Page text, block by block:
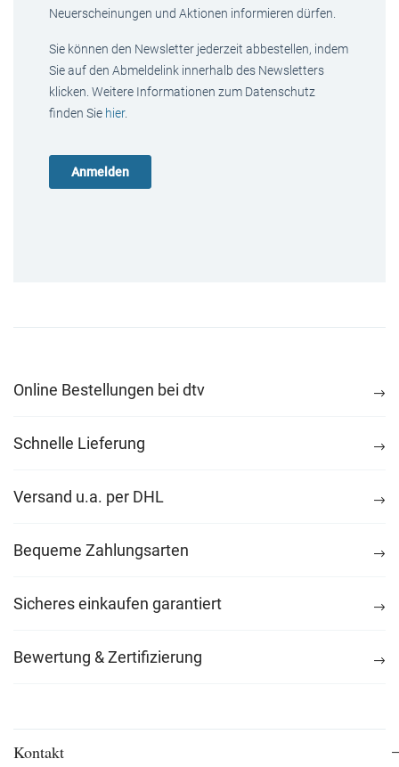
Neuerscheinungen und Aktionen informieren dürfen.
Sie können den Newsletter jederzeit abbestellen, indem
Sie auf den Abmeldelink innerhalb des Newsletters
klicken. Weitere Informationen zum Datenschutz
finden Sie hier.
Online Bestellungen bei dtv
Schnelle Lieferung
Versand u.a. per DHL
Bequeme Zahlungsarten
Sicheres einkaufen garantiert
Bewertung & Zertifizierung
Kontakt